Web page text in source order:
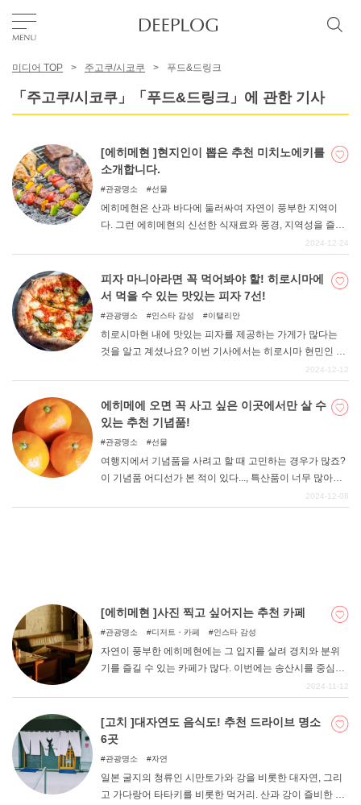
에리어
한국어
USD
DEEPLOG란
개인 정보보호
문의
미디어 TOP 주고쿠/시코쿠 푸드&드링크
「주고쿠/시코쿠」「푸드&드링크」에 관한 기사
[에히메현 ]현지인이 뽑은 추천 미치노에키를
소개합니다.
관광명소 선물
에히메현은 산과 바다에 둘러싸여 자연이 풍부한 지역이
다. 그런 에히메현의 신선한 식재료와 풍경, 지역성을 즐길
수 있는 현지인이 추천하는 미치노에키를 소개합니다. 에
보시기 바랍니다.
2024-12-24
피자 마니아라면 꼭 먹어봐야 할! 히로시마에
서 먹을 수 있는 맛있는 피자 7선!
관광명소 인스타 감성 이탤리안
히로시마현 내에 맛있는 피자를 제공하는 가게가 많다는
것을 알고 계셨나요? 이번 기사에서는 히로시마 현민인 필
자가 정말 추천하고 싶은, 맛있는 피자를 즐길 수 있는 가게
라고 생각하시는 분은 꼭 참고해 보시기 바랍니다.
2024-12-12
에히메에 오면 꼭 사고 싶은 이곳에서만 살 수
있는 추천 기념품!
관광명소 선물
여행지에서 기념품을 사려고 할 때 고민하는 경우가 많죠?
이 기념품 어디선가 본 적이 있다..., 특산품이 너무 많아서
어떤 것을 사야 할지 모르겠다... 그런 분들을 위해 에히메
2024-12-06
[에히메현 ]사진 찍고 싶어지는 추천 카페
관광명소 디저트・카페 인스타 감성
자연이 풍부한 에히메현에는 그 입지를 살려 경치와 분위
기를 즐길 수 있는 카페가 많다. 이번에는 송산시를 중심으
로 동예, 중예, 남예 지역의 추천 카페를 소개한다. 이 글을
2024-11-12
[고치 ]대자연도 음식도! 추천 드라이브 명소
6곳
관광명소 자연
일본 굴지의 청류인 시만토가와 강을 비롯한 대자연, 그리
고 가다랑어 타타키를 비롯한 먹거리. 산과 강이 즐비한 고